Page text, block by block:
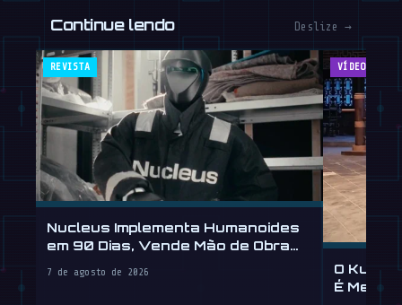
Continue lendo Deslize →
REVISTA
Nucleus Implementa Humanoides
em 90 Dias, Vende Mão de Obra
7 de agosto de 2026
VÍDEOS
O Kung
É